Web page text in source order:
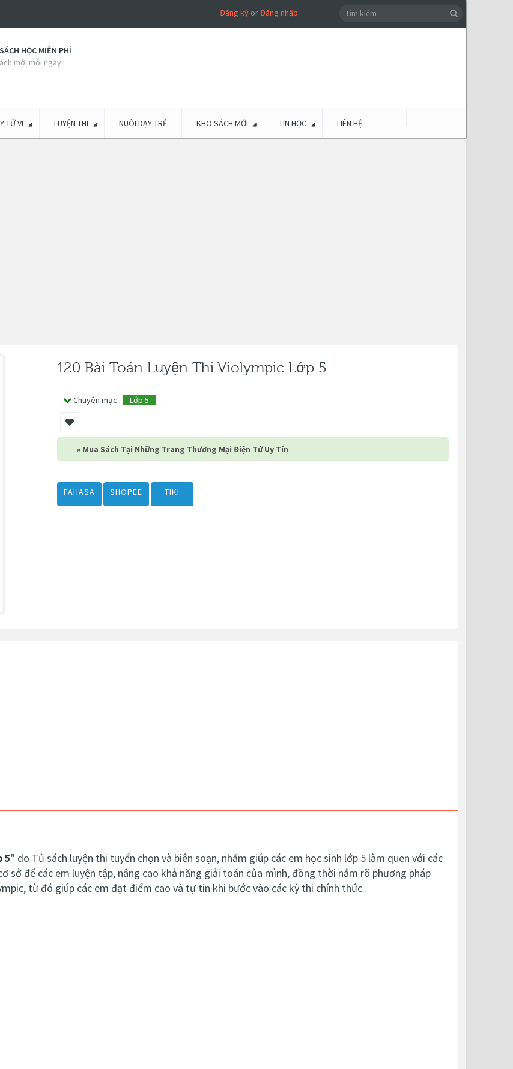
Đăng kýorĐăng nhập
HỌC MIỄN PHÍ
mới mỗi ngày
TỬ VI LUYỆN THI NUÔI DẠY TRẺ KHO SÁCH MỚI TIN HỌC LIÊN HỆ
120 Bài Toán Luyện Thi Violympic Lớp 5
Chuyên mục: Lớp 5
» Mua Sách Tại Những Trang Thương Mại Điện Tử Uy Tín
FAHASA SHOPEE TIKI
5" do Tủ sách luyện thi tuyển chọn và biên soạn, nhằm giúp các em học sinh lớp 5 làm quen với các
sở để các em luyện tập, nâng cao khả năng giải toán của mình, đồng thời nắm rõ phương pháp
từ đó giúp các em đạt điểm cao và tự tin khi bước vào các kỳ thi chính thức.